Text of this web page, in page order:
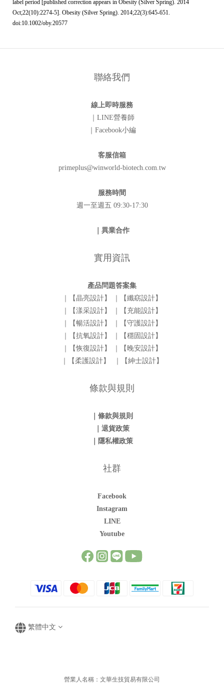
label period [published correction appears in Obesity (Silver Spring). 2014
Oct;22(10):2274-5]. Obesity (Silver Spring). 2014;22(3):645-651.
doi:10.1002/oby.20577
聯絡我們
線上即時服務
｜LINE營養師
｜Facebook小編
客服信箱
primeplus@winworld-biotech.com.tw
服務時間
週一至週五 09:30-17:30
｜異業合作
實用資訊
產品問題答案集
｜【晶亮設計】
｜【纖窈設計】
｜【漾采設計】
｜【充能設計】
｜【暢活設計】
｜【守護設計】
｜【抗氧設計】
｜【穩固設計】
｜【恢復設計】
｜【晚安設計】
｜【柔護設計】
｜【紳士設計】
條款與規則
｜條款與規則
｜退貨政策
｜隱私權政策
社群
Facebook
Instagram
LINE
Youtube
繁體中文
營業人名稱：文華生技貿易有限公司